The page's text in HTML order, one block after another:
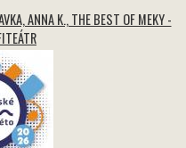
ANNA K., THE BEST OF MEKY -